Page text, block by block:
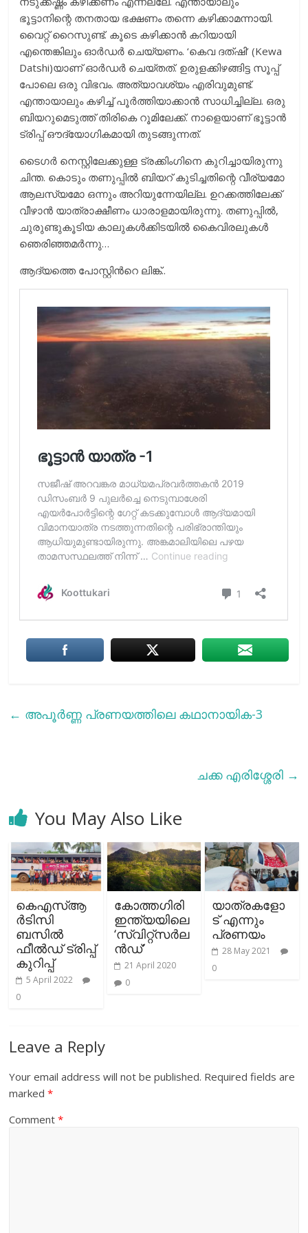
ഭൂട്ടാനിന്റെ തനതായ ഭക്ഷണം തന്നെ കഴിക്കാമന്നായി.
വൈറ്റ് റൈസുണ്ട്. കൂടെ കഴിക്കാന്‍ കറിയായി
എന്തെങ്കിലും ഓര്‍ഡര്‍ ചെയ്യണം. ‘കെവ ദത്ഷി’ (Kewa
Datshi)യാണ് ഓര്‍ഡര്‍ ചെയ്തത്. ഉരുളക്കിഴങ്ങിട്ട സൂപ്പ്
പോലെ ഒരു വിഭവം. അത്യാവശ്യം എരിവുമുണ്ട്.
എന്തായാലും കഴിച്ച് പൂര്‍ത്തിയാക്കാന്‍ സാധിച്ചില്ല. ഒരു
ബിയറുമെടുത്ത് തിരികെ റൂമിലേക്ക്. നാളെയാണ് ഭൂട്ടാന്‍
ട്രിപ്പ് ഔദ്യോഗികമായി തുടങ്ങുന്നത്.
ടൈഗര്‍ നെസ്റ്റിലേക്കുള്ള ട്രക്കിംഗിനെ കുറിച്ചായിരുന്നു
ചിന്ത. കൊടും തണുപ്പില്‍ ബിയറ് കുടിച്ചതിന്റെ വീര്യമോ
ആലസ്യമോ ഒന്നും അറിയുന്നേയില്ല. ഉറക്കത്തിലേക്ക്
വീഴാന്‍ യാത്രാക്ഷീണം ധാരാളമായിരുന്നു. തണുപ്പില്‍,
ചുരുണ്ടുകൂടിയ കാലുകള്‍ക്കിടയില്‍ കൈവിരലുകള്‍
ഞെരിഞ്ഞമര്‍ന്നു…
ആദ്യത്തെ പോസ്റ്റിന്‍റെ ലിങ്ക്..
← അപൂർണ്ണ പ്രണയത്തിലെ കഥാനായിക-3
ചക്ക എരിശ്ശേരി →
You May Also Like
കെഎസ്ആ
ര്‍ടിസി
ബസിൽ
ഫീൽഡ് ട്രിപ്പ്
കുറിപ്പ്
5 April 2022
0
കോത്തഗിരി
ഇന്ത്യയിലെ
‘സ്വിറ്റ്‌സര്‍ല
ന്‍ഡ്’
21 April 2020
0
യാത്രകളോ
ട് എന്നും
പ്രണയം
28 May 2021
0
Leave a Reply
Your email address will not be published. Required fields are
marked*
Comment*